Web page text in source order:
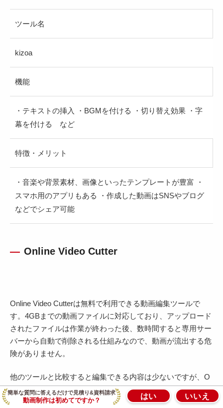
ツール名
kizoa
機能
・テキストの挿入 ・BGMを付ける ・切り替え効果 ・字
幕を付ける など
特徴・メリット
・音楽や背景素材、画像といったテンプレートが豊富 ・
スマホ用のアプリもある ・作成した動画はSNSやブログ
などでシェア可能
Online Video Cutter
Online Video Cutterは無料で利用できる動画編集ツールで
す。4GBまでの動画ファイルに対応しており、アップロード
されたファイルは作業が終わった後、数時間すると専用サー
バーから自動で削除される仕組みなので、動画が流出する危
険がありません。
他のツールと比較すると編集できる内容は少ないですが、O
nline Video Cutterを活用して撮影素材を整えた後、他のツー
ルに動画を取り込んで「シーンのつなぎ」以降を編集すれば
簡単な質問に答えるだけで見積り&資料請求
動画制作は初めてですか？
はい いいえ